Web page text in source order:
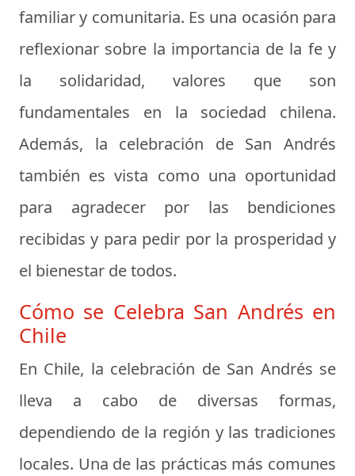
familiar y comunitaria. Es una ocasión para
reflexionar sobre la importancia de la fe y
la solidaridad, valores que son
fundamentales en la sociedad chilena.
Además, la celebración de San Andrés
también es vista como una oportunidad
para agradecer por las bendiciones
recibidas y para pedir por la prosperidad y
el bienestar de todos.
Cómo se Celebra San Andrés en
Chile
En Chile, la celebración de San Andrés se
lleva a cabo de diversas formas,
dependiendo de la región y las tradiciones
locales. Una de las prácticas más comunes